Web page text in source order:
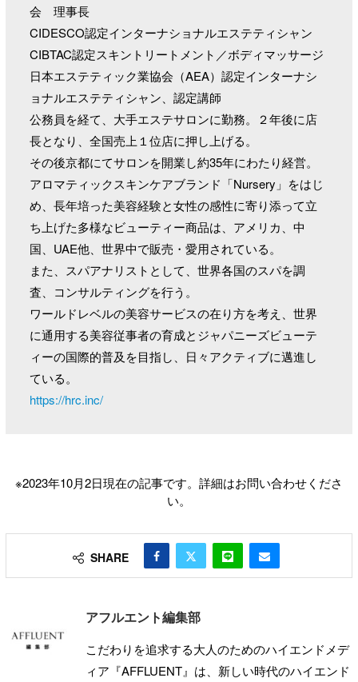
会 理事長
CIDESCO認定インターナショナルエステティシャン
CIBTAC認定スキントリートメント／ボディマッサージ
日本エステティック業協会（AEA）認定インターナシ
ョナルエステティシャン、認定講師
公務員を経て、大手エステサロンに勤務。２年後に店
長となり、全国売上１位店に押し上げる。
その後京都にてサロンを開業し約35年にわたり経営。
アロマティックスキンケアブランド「Nursery」をはじ
め、長年培った美容経験と女性の感性に寄り添って立
ち上げた多様なビューティー商品は、アメリカ、中
国、UAE他、世界中で販売・愛用されている。
また、スパアナリストとして、世界各国のスパを調
査、コンサルティングを行う。
ワールドレベルの美容サービスの在り方を考え、世界
に通用する美容従事者の育成とジャパニーズビューテ
ィーの国際的普及を目指し、日々アクティブに邁進し
ている。
https://hrc.inc/
※2023年10月2日現在の記事です。詳細はお問い合わせくださ
い。
SHARE
アフルエント編集部
こだわりを追求する大人のためのハイエンドメデ
ィア『AFFLUENT』は、新しい時代のハイエンド